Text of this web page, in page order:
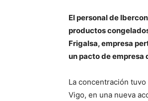
El personal de
productos
Frigalsa, empresa
un pacto de empresa
La concentración
Vigo, en una nueva